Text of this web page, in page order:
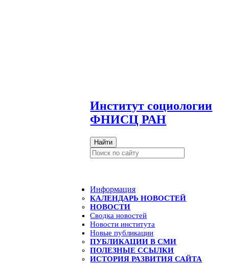
Институт социологии
ФНИСЦ РАН
Найти
Информация
КАЛЕНДАРЬ НОВОСТЕЙ
НОВОСТИ
Сводка новостей
Новости института
Новые публикации
ПУБЛИКАЦИИ В СМИ
ПОЛЕЗНЫЕ ССЫЛКИ
ИСТОРИЯ РАЗВИТИЯ САЙТА